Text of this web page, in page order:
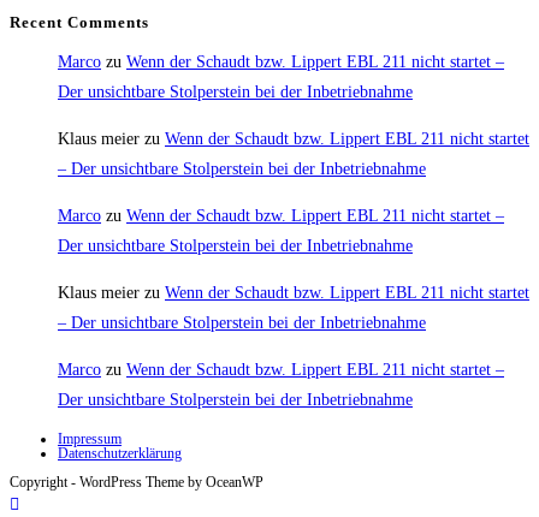
Recent Comments
Marco zu Wenn der Schaudt bzw. Lippert EBL 211 nicht startet –
Der unsichtbare Stolperstein bei der Inbetriebnahme
Klaus meier zu Wenn der Schaudt bzw. Lippert EBL 211 nicht startet
– Der unsichtbare Stolperstein bei der Inbetriebnahme
Marco zu Wenn der Schaudt bzw. Lippert EBL 211 nicht startet –
Der unsichtbare Stolperstein bei der Inbetriebnahme
Klaus meier zu Wenn der Schaudt bzw. Lippert EBL 211 nicht startet
– Der unsichtbare Stolperstein bei der Inbetriebnahme
Marco zu Wenn der Schaudt bzw. Lippert EBL 211 nicht startet –
Der unsichtbare Stolperstein bei der Inbetriebnahme
Impressum
Datenschutzerklärung
Copyright - WordPress Theme by OceanWP